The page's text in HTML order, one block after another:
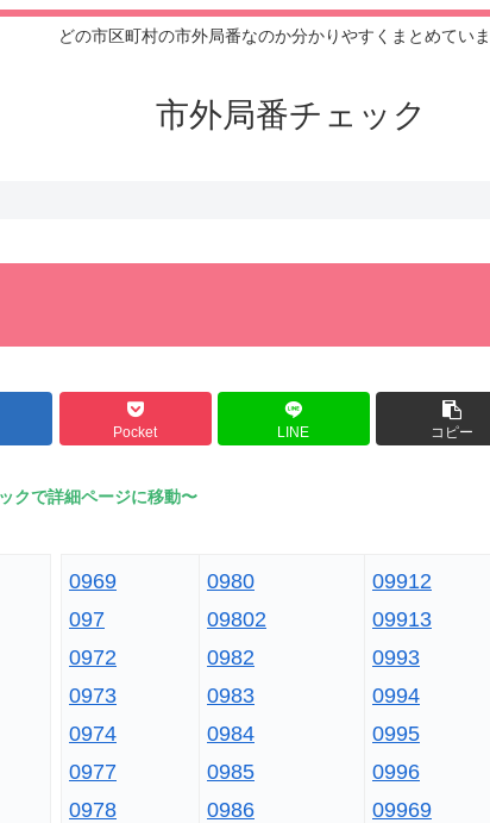
どの市区町村の市外局番なのか分かりやすくまとめていま
市外局番チェック
Pocket LINE コピー
クで詳細ページに移動〜
0969
097
0972
0973
0974
0977
0978
0980
09802
0982
0983
0984
0985
0986
09912
09913
0993
0994
0995
0996
09969